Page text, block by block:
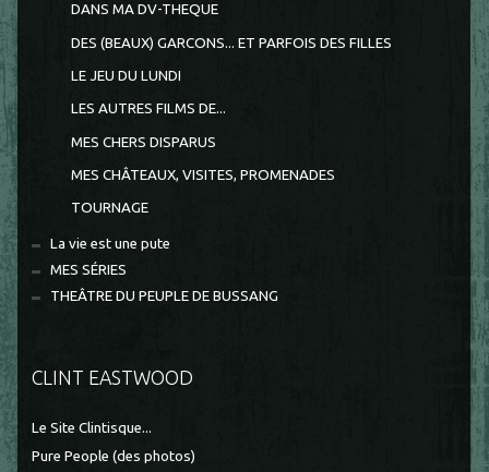
DANS MA DV-THEQUE
DES (BEAUX) GARCONS... ET PARFOIS DES FILLES
LE JEU DU LUNDI
LES AUTRES FILMS DE...
MES CHERS DISPARUS
MES CHÂTEAUX, VISITES, PROMENADES
TOURNAGE
La vie est une pute
MES SÉRIES
THEÂTRE DU PEUPLE DE BUSSANG
CLINT EASTWOOD
Le Site Clintisque...
Pure People (des photos)